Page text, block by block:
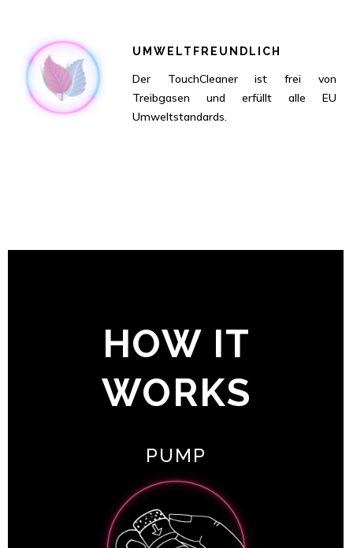
UMWELTFREUNDLICH
Der TouchCleaner ist frei von
Treibgasen und erfüllt alle EU
Umweltstandards.
PUMP
HOW IT
WORKS